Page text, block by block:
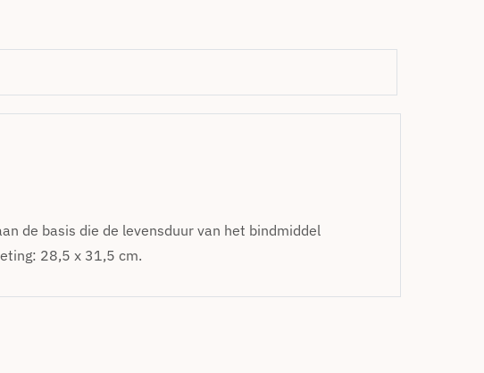
de basis die de levensduur van het bindmiddel
28,5 x 31,5 cm.